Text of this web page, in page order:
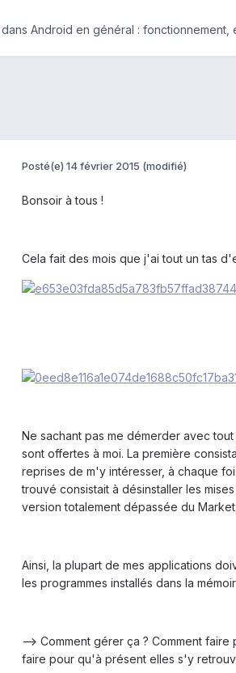
dans Android en général : fonctionnement,
Posté(e) 14 février 2015 (modifié)
Bonsoir à tous !
Cela fait des mois que j'ai tout un tas
Ne sachant pas me démerder avec
sont offertes à moi. La première
reprises de m'y intéresser, à chaque
trouvé consistait à désinstaller les
version totalement dépassée du
Ainsi, la plupart de mes applications
les programmes installés dans la
--> Comment gérer ça ? Comment
faire pour qu'à présent elles s'y